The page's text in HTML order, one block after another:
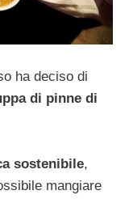
ha deciso di
di pinne di
sostenibile,
mangiare